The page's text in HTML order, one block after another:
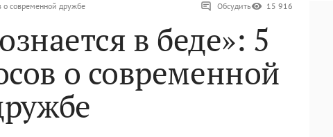
о современной дружбе Обсудить 15 916
в беде»: 5
о современной